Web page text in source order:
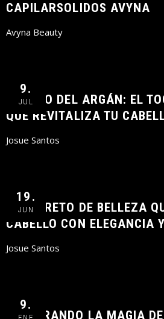
CAPILARSOLIDOS AVYNA
Avyna Beauty
9.
JUL
EL LUJO DEL ARGÁN: EL
QUE REVITALIZA TU
Josue Santos
19.
JUN
EL SECRETO DE BELLEZA
CABELLO CON ELEGANCIA
Josue Santos
9.
EXPLORANDO LA MAGIA